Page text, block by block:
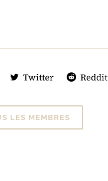
Twitter Reddit
LES MEMBRES